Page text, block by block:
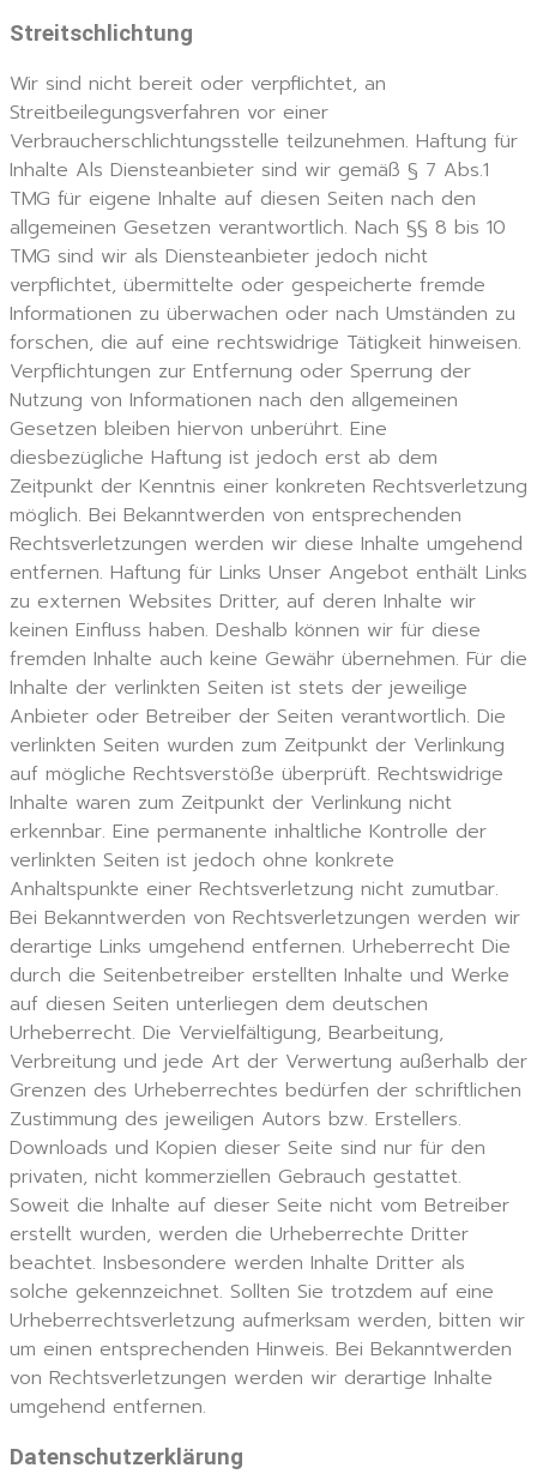
Streitschlichtung
Wir sind nicht bereit oder verpflichtet, an
Streitbeilegungsverfahren vor einer
Verbraucherschlichtungsstelle teilzunehmen. Haftung für
Inhalte Als Diensteanbieter sind wir gemäß § 7 Abs.1
TMG für eigene Inhalte auf diesen Seiten nach den
allgemeinen Gesetzen verantwortlich. Nach §§ 8 bis 10
TMG sind wir als Diensteanbieter jedoch nicht
verpflichtet, übermittelte oder gespeicherte fremde
Informationen zu überwachen oder nach Umständen zu
forschen, die auf eine rechtswidrige Tätigkeit hinweisen.
Verpflichtungen zur Entfernung oder Sperrung der
Nutzung von Informationen nach den allgemeinen
Gesetzen bleiben hiervon unberührt. Eine
diesbezügliche Haftung ist jedoch erst ab dem
Zeitpunkt der Kenntnis einer konkreten Rechtsverletzung
möglich. Bei Bekanntwerden von entsprechenden
Rechtsverletzungen werden wir diese Inhalte umgehend
entfernen. Haftung für Links Unser Angebot enthält Links
zu externen Websites Dritter, auf deren Inhalte wir
keinen Einfluss haben. Deshalb können wir für diese
fremden Inhalte auch keine Gewähr übernehmen. Für die
Inhalte der verlinkten Seiten ist stets der jeweilige
Anbieter oder Betreiber der Seiten verantwortlich. Die
verlinkten Seiten wurden zum Zeitpunkt der Verlinkung
auf mögliche Rechtsverstöße überprüft. Rechtswidrige
Inhalte waren zum Zeitpunkt der Verlinkung nicht
erkennbar. Eine permanente inhaltliche Kontrolle der
verlinkten Seiten ist jedoch ohne konkrete
Anhaltspunkte einer Rechtsverletzung nicht zumutbar.
Bei Bekanntwerden von Rechtsverletzungen werden wir
derartige Links umgehend entfernen. Urheberrecht Die
durch die Seitenbetreiber erstellten Inhalte und Werke
auf diesen Seiten unterliegen dem deutschen
Urheberrecht. Die Vervielfältigung, Bearbeitung,
Verbreitung und jede Art der Verwertung außerhalb der
Grenzen des Urheberrechtes bedürfen der schriftlichen
Zustimmung des jeweiligen Autors bzw. Erstellers.
Downloads und Kopien dieser Seite sind nur für den
privaten, nicht kommerziellen Gebrauch gestattet.
Soweit die Inhalte auf dieser Seite nicht vom Betreiber
erstellt wurden, werden die Urheberrechte Dritter
beachtet. Insbesondere werden Inhalte Dritter als
solche gekennzeichnet. Sollten Sie trotzdem auf eine
Urheberrechtsverletzung aufmerksam werden, bitten wir
um einen entsprechenden Hinweis. Bei Bekanntwerden
von Rechtsverletzungen werden wir derartige Inhalte
umgehend entfernen.
Datenschutzerklärung